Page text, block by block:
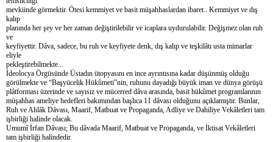
mevkiinde görmektir. Ötesi kemmiyet ve basit müşahhaslardan ibaret.. Kemmiyet ve dış
kalıp
planında her şey ve her zaman değiştirilebilir ve icaplara uydurulabilir. Değişmez olan ruh
ve
keyfiyettir. Dâva, sadece, bu ruh ve keyfiyete denk, dış kalıp ve teşkilâtı usta mimarlar
eliyle
pekleştirebilmekte...
İdeolocya Örgüsünde Üstadın ütopyasını en ince ayrıntısına kadar düşünmüş olduğu
görülmekte ve “Başyücelik Hükûmeti”nin, ruhunu dayadığı büyük iman ve dünya görüşü
plâtforması üzerinde ve sayısız ve mücerred dâva arasında, basit hükûmet programlarının
müşahhas ameliye hedefleri bakımından başlıca 11 dâvası olduğunu açıklamıştır. Bunlar,
Ruh ve Ahlâk Dâvası, Maarif, Matbuat ve Propaganda, Adliye ve Dahiliye Vekâletleri tam
işbirliği halinde olacak.
Umumî İrfan Dâvası; Bu dâvada Maarif, Matbuat ve Propaganda, ve İktisat Vekâletleri
tam işbirliği halindedir.